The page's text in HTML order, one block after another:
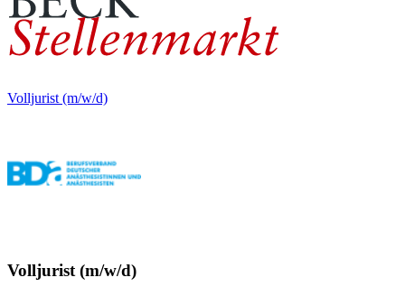
Volljurist (m/w/d)
Volljurist (m/w/d)